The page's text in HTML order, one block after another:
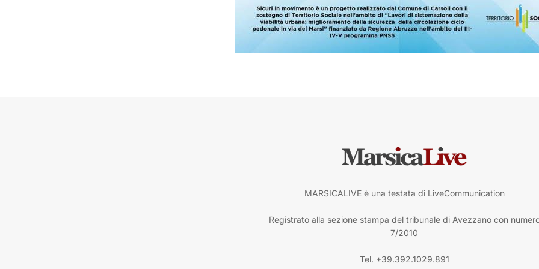
MARSICALIVE è una testata di LiveCommunication
Registrato alla sezione stampa del tribunale di Avezzano con
7/2010
Tel. +39.392.1029.891